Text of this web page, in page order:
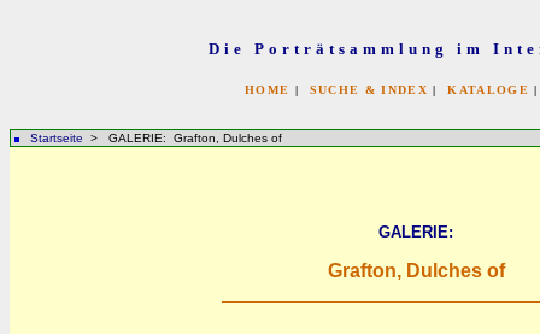
Die Porträtsammlung im
HOME | SUCHE & INDEX |KATALOGE
Startseite > GALERIE: Grafton, Dulches of
GALERIE:
Grafton, Dulches of